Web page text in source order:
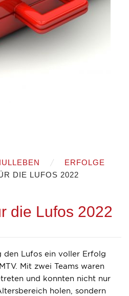
ERFOLGE
DIE LUFOS 2022
die Lufos 2022
Lufos ein voller Erfolg
Mit zwei Teams waren
und konnten nicht nur
holen, sondern